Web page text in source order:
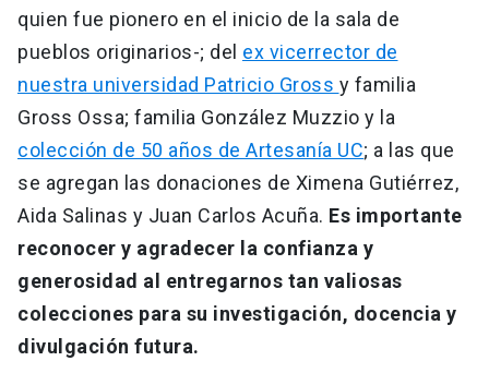
quien fue pionero en el inicio de la sala de
pueblos originarios-; del ex vicerrector de
nuestra universidad Patricio Gross y familia
Gross Ossa; familia González Muzzio y la
colección de 50 años de Artesanía UC; a las que
se agregan las donaciones de Ximena Gutiérrez,
Aida Salinas y Juan Carlos Acuña. Es importante
reconocer y agradecer la confianza y
generosidad al entregarnos tan valiosas
colecciones para su investigación, docencia y
divulgación futura.